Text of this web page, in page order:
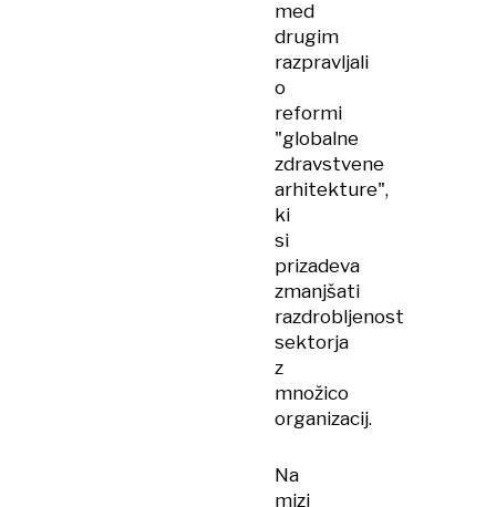
med
drugim
razpravljali
o
reformi
"globalne
zdravstvene
arhitekture",
ki
si
prizadeva
zmanjšati
razdrobljenost
sektorja
z
množico
organizacij.
Na
mizi